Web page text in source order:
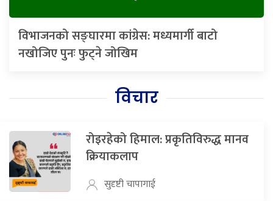
विभाजनको सङ्घारमा कांग्रेस: मध्यमार्गी बाटो
नखोजिए पुनः फुट्ने जोखिम
विचार
रोइरहेको हिमाल: प्रकृतिविरुद्ध मानव
क्रियाकलाप
सुदृष्टी चापागाई